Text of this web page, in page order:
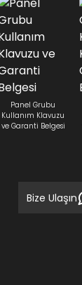
Panel Grubu
Kullanım Klavuzu
ve Garanti Belgesi
Bize Ulaşın